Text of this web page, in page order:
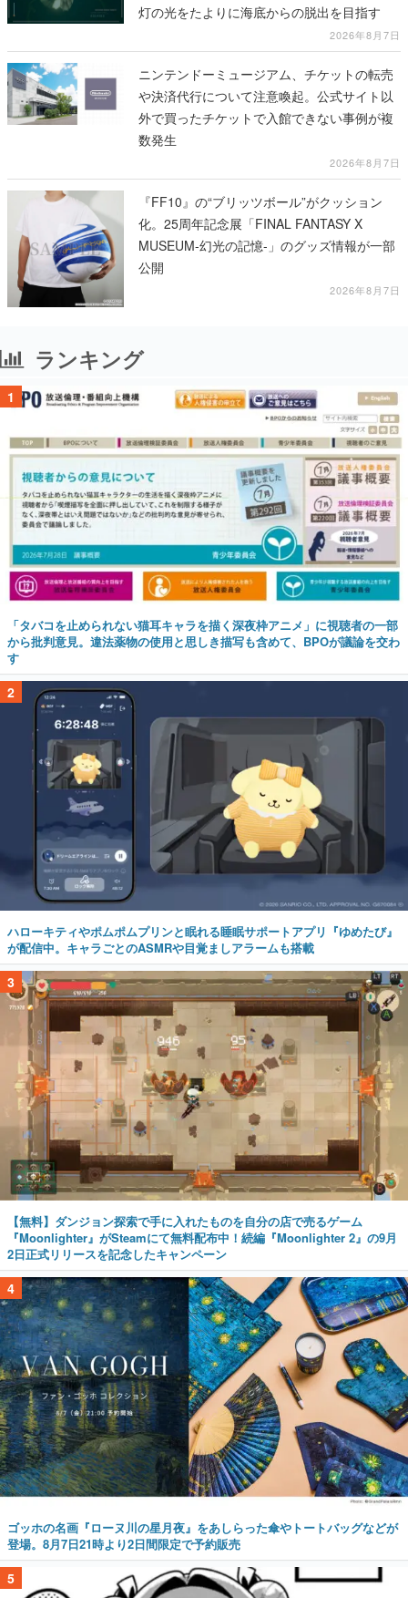
灯の光をたよりに海底からの脱出を目指す
2026年8月7日
ニンテンドーミュージアム、チケットの転売
や決済代行について注意喚起。公式サイト以
外で買ったチケットで入館できない事例が複
数発生
2026年8月7日
『FF10』の“ブリッツボール”がクッション
化。25周年記念展「FINAL FANTASY X
MUSEUM-幻光の記憶-」のグッズ情報が一部
公開
2026年8月7日
ランキング
1
「タバコを止められない猫耳キャラを描く深夜枠アニメ」に視聴者の一部
から批判意見。違法薬物の使用と思しき描写も含めて、BPOが議論を交わ
す
2
ハローキティやポムポムプリンと眠れる睡眠サポートアプリ『ゆめたび』
が配信中。キャラごとのASMRや目覚ましアラームも搭載
3
【無料】ダンジョン探索で手に入れたものを自分の店で売るゲーム
『Moonlighter』がSteamにて無料配布中！続編『Moonlighter 2』の9月
2日正式リリースを記念したキャンペーン
4
ゴッホの名画『ローヌ川の星月夜』をあしらった傘やトートバッグなどが
登場。8月7日21時より2日間限定で予約販売
5